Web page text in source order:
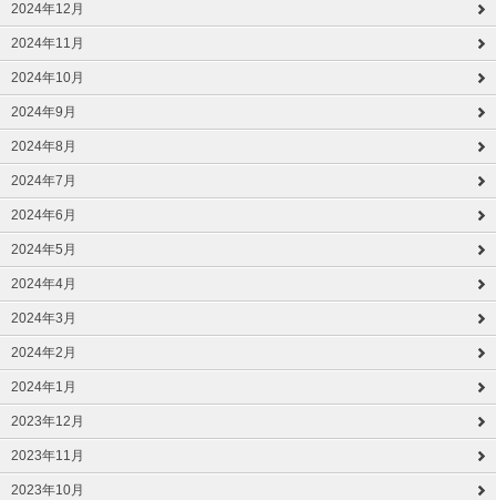
2024年12月
2024年11月
2024年10月
2024年9月
2024年8月
2024年7月
2024年6月
2024年5月
2024年4月
2024年3月
2024年2月
2024年1月
2023年12月
2023年11月
2023年10月